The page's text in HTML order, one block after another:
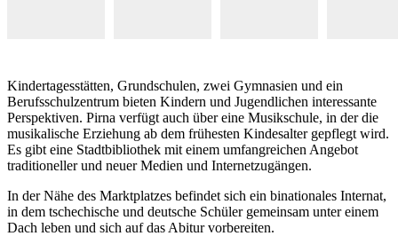
Kindertagesstätten, Grundschulen, zwei Gymnasien und ein
Berufsschulzentrum bieten Kindern und Jugendlichen interessante
Perspektiven. Pirna verfügt auch über eine Musikschule, in der die
musikalische Erziehung ab dem frühesten Kindesalter gepflegt wird.
Es gibt eine Stadtbibliothek mit einem umfangreichen Angebot
traditioneller und neuer Medien und Internetzugängen.
In der Nähe des Marktplatzes befindet sich ein binationales Internat,
in dem tschechische und deutsche Schüler gemeinsam unter einem
Dach leben und sich auf das Abitur vorbereiten.